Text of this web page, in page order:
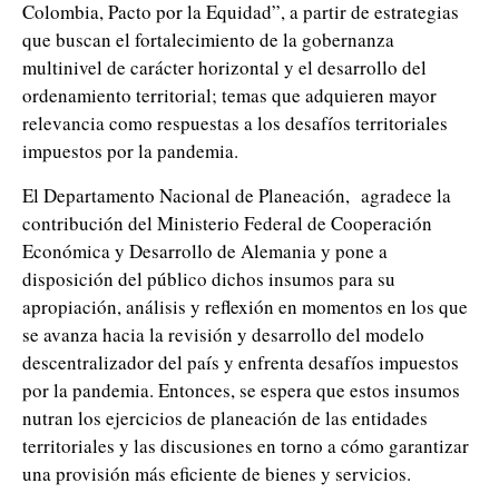
Colombia, Pacto por la Equidad”, a partir de estrategias
que buscan el fortalecimiento de la gobernanza
multinivel de carácter horizontal y el desarrollo del
ordenamiento territorial; temas que adquieren mayor
relevancia como respuestas a los desafíos territoriales
impuestos por la pandemia.
El Departamento Nacional de Planeación, agradece la
contribución del Ministerio Federal de Cooperación
Económica y Desarrollo de Alemania y pone a
disposición del público dichos insumos para su
apropiación, análisis y reflexión en momentos en los que
se avanza hacia la revisión y desarrollo del modelo
descentralizador del país y enfrenta desafíos impuestos
por la pandemia. Entonces, se espera que estos insumos
nutran los ejercicios de planeación de las entidades
territoriales y las discusiones en torno a cómo garantizar
una provisión más eficiente de bienes y servicios.